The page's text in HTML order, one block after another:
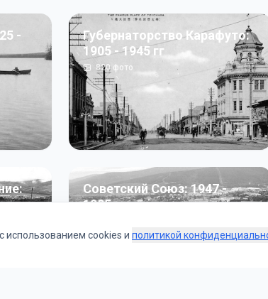
-
Губернаторство Карафуто:
1905 - 1945 гг
820фото
Советский Союз: 1947 -
1985 гг
использованием cookies и политикой